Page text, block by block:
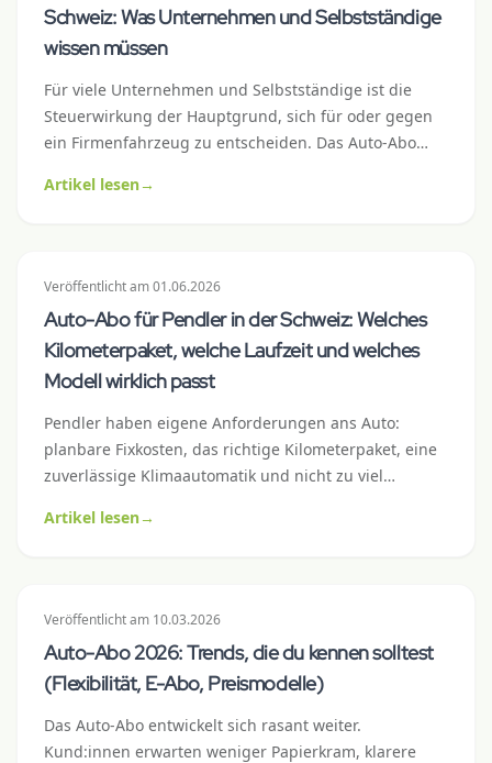
Schweiz: Was Unternehmen und Selbstständige
wissen müssen
Für viele Unternehmen und Selbstständige ist die
Steuerwirkung der Hauptgrund, sich für oder gegen
ein Firmenfahrzeug zu entscheiden. Das Auto-Abo
meist einfacher, manchmal vorteilhafter. Dieser Artikel
Artikel lesen→
Veröffentlichtam01.06.2026
Auto-Abo für Pendler in der Schweiz: Welches
Kilometerpaket, welche Laufzeit und welches
Modell wirklich passt
Pendler haben eigene Anforderungen ans Auto:
planbare Fixkosten, das richtige Kilometerpaket, eine
zuverlässige Klimaautomatik und nicht zu viel
Dieser Praxisguide zeigt, welche Auto-Abo-
Artikel lesen→
Veröffentlichtam 10.03.2026
Auto-Abo 2026: Trends, die du kennen solltest
(Flexibilität, E-Abo, Preismodelle)
Das Auto-Abo entwickelt sich rasant weiter.
Kund:innen erwarten weniger Papierkram, klarere